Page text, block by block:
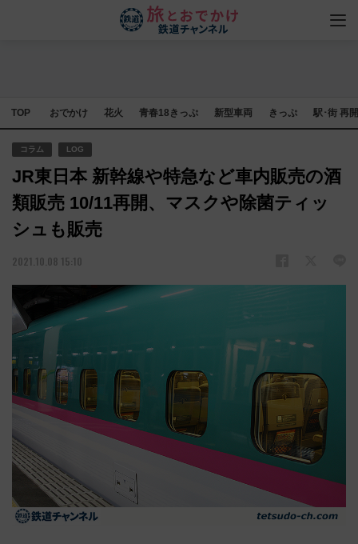
TOP おでかけ 花火 青春18きっぷ 新型車両 きっぷ 駅･街 再
コラム LOG
JR東日本 新幹線や特急など車内販売の酒
類販売 10/11再開、マスクや除菌ティッ
シュも販売
2021.10.08 15:10